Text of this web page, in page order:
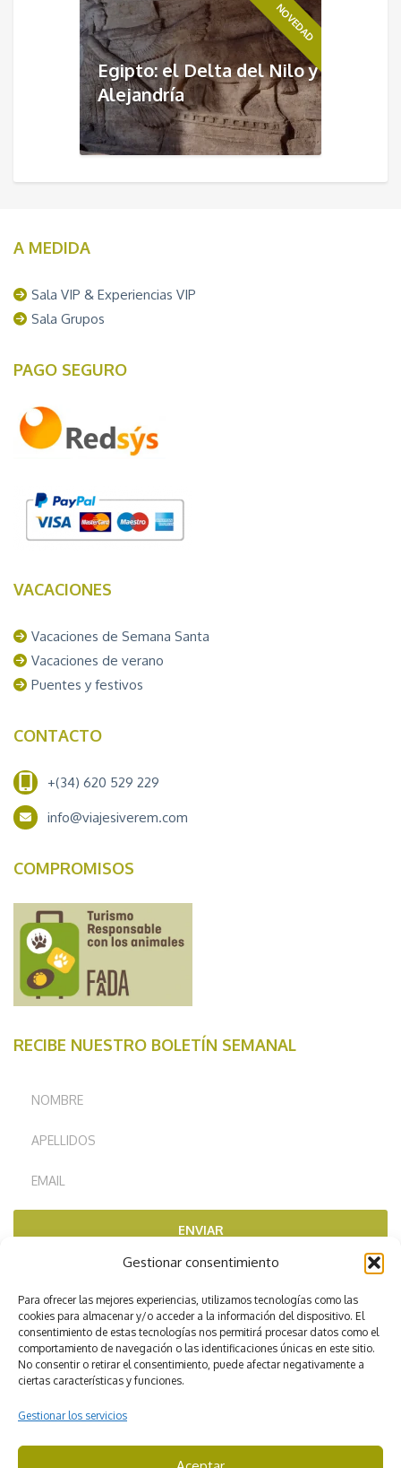
Gestionar consentimiento
Para ofrecer las mejores experiencias, utilizamos tecnologías como las
cookies para almacenar y/o acceder a la información del dispositivo. El
consentimiento de estas tecnologías nos permitirá procesar datos como el
comportamiento de navegación o las identificaciones únicas en este sitio.
No consentir o retirar el consentimiento, puede afectar negativamente a
ciertas características y funciones.
Gestionar los servicios
NOVEDAD
Egipto: el Delta del Nilo y
Alejandría
A MEDIDA
Sala VIP & Experiencias VIP
Sala Grupos
PAGO SEGURO
VACACIONES
Vacaciones de Semana Santa
Vacaciones de verano
Puentes y festivos
CONTACTO
+(34) 620 529 229
info@viajesiverem.com
COMPROMISOS
RECIBE NUESTRO BOLETÍN SEMANAL
ENVIAR